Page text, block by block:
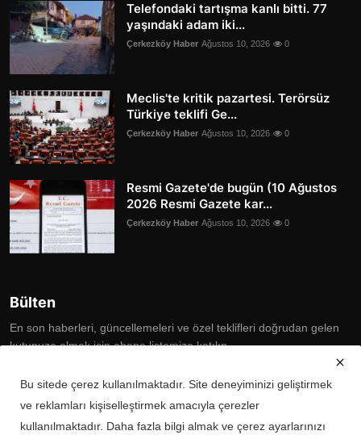
Telefondaki tartışma kanlı bitti. 77
yaşındaki adam iki...
Çerkezköy Haber Ağustos 10, 2026 0
Meclis'te kritik pazartesi. Terörsüz
Türkiye teklifi Ge...
Çerkezköy Haber Ağustos 10, 2026 0
Resmi Gazete'de bugün (10 Ağustos
2026 Resmi Gazete kar...
Çerkezköy Haber Ağustos 10, 2026 0
Bülten
En son haberleri, güncellemeleri ve özel teklifleri doğrudan gelen
kutunuza almak için abone listemize katılın
Subscribe
Bu sitede çerez kullanılmaktadır. Site deneyiminizi geliştirmek
ve reklamları kişiselleştirmek amacıyla çerezler
kullanılmaktadır. Daha fazla bilgi almak ve çerez ayarlarınızı